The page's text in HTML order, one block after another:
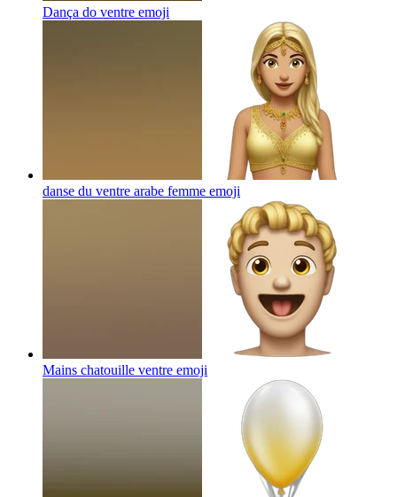
Dança do ventre emoji
danse du ventre arabe femme emoji
Mains chatouille ventre emoji